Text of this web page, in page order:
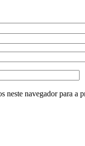
neste navegador para a